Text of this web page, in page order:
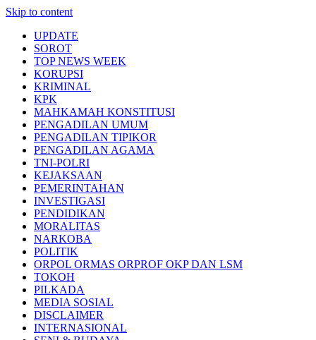
Skip to content
UPDATE
SOROT
TOP NEWS WEEK
KORUPSI
KRIMINAL
KPK
MAHKAMAH KONSTITUSI
PENGADILAN UMUM
PENGADILAN TIPIKOR
PENGADILAN AGAMA
TNI-POLRI
KEJAKSAAN
PEMERINTAHAN
INVESTIGASI
PENDIDIKAN
MORALITAS
NARKOBA
POLITIK
ORPOL ORMAS ORPROF OKP DAN LSM
TOKOH
PILKADA
MEDIA SOSIAL
DISCLAIMER
INTERNASIONAL